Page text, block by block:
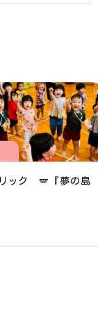
ック 🪽『夢の島